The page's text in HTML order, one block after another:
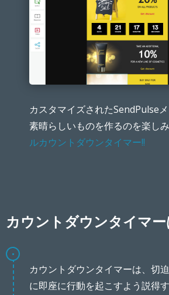
カスタマイズされたSendPulse
素晴らしいものを作るのを楽し
ルカウントダウンタイマー!!
カウントダウンタイマ
カウントダウンタイマーは、切
に即座に行動を起こすよう説得